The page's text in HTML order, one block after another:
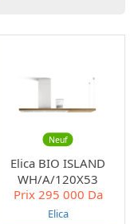
Neuf
Elica BIO ISLAND
WH/A/120X53
ROVERE
Prix295 000 Da
Elica